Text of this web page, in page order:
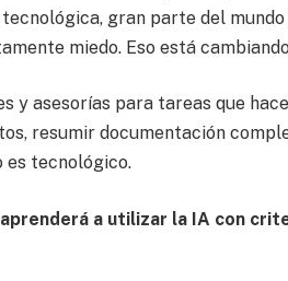
gran parte del
miedo. Eso está
y asesorías para tareas que
resumir documentación
es tecnológico.
aprenderá a utilizar la IA con